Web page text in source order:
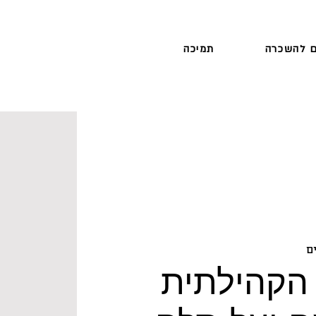
תמיכה להשכרה